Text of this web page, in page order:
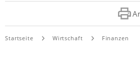
Startseite Wirtschaft Finanzen